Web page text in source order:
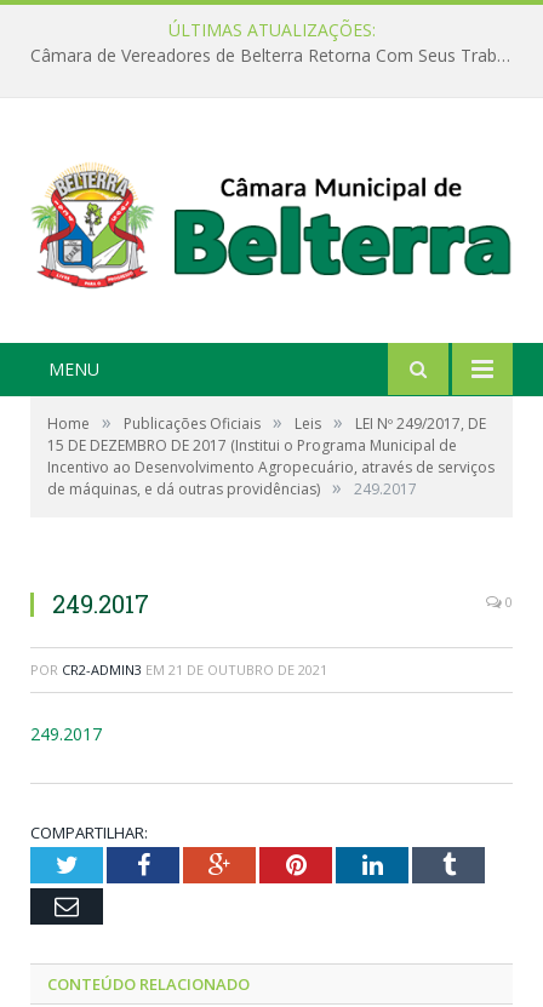
ÚLTIMAS ATUALIZAÇÕES:
Câmara de Vereadores de Belterra Retorna Com Seus Trabalhos Legislativos
MENU
Home » Publicações Oficiais » Leis »
LEI Nº 249/2017, DE
15 DE DEZEMBRO DE 2017 (Institui o Programa Municipal de
Incentivo ao Desenvolvimento Agropecuário, através de serviços
de máquinas, e dá outras providências) » 249.2017
249.2017 0
POR CR2-ADMIN3 EM 21 DE OUTUBRO DE 2021
249.2017
COMPARTILHAR:
TwitterFacebookGoogle+PinterestLinkedInTumblr
Email
CONTEÚDO RELACIONADO